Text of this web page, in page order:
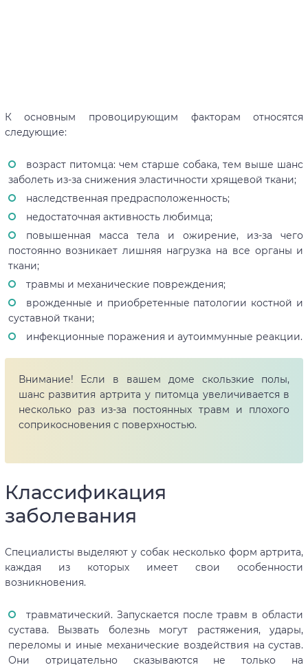
К основным провоцирующим факторам относятся
следующие:
возраст питомца: чем старше собака, тем выше шанс
заболеть из-за снижения эластичности хрящевой ткани;
наследственная предрасположенность;
недостаточная активность любимца;
повышенная масса тела и ожирение, из-за чего
постоянно возникает лишняя нагрузка на все органы и
ткани;
травмы и механические повреждения;
врожденные и приобретенные патологии костной и
суставной ткани;
инфекционные поражения и аутоиммунные реакции.
Внимание! Если в вашем доме скользкие полы,
шанс развития артрита у питомца увеличивается в
несколько раз из-за постоянных травм и плохого
соприкосновения с поверхностью.
Классификация
заболевания
Специалисты выделяют у собак несколько форм артрита,
каждая из которых имеет свои особенности
возникновения.
травматический. Запускается после травм в области
сустава. Вызвать болезнь могут растяжения, удары,
переломы и иные механические воздействия на сустав.
Они отрицательно сказываются не только на